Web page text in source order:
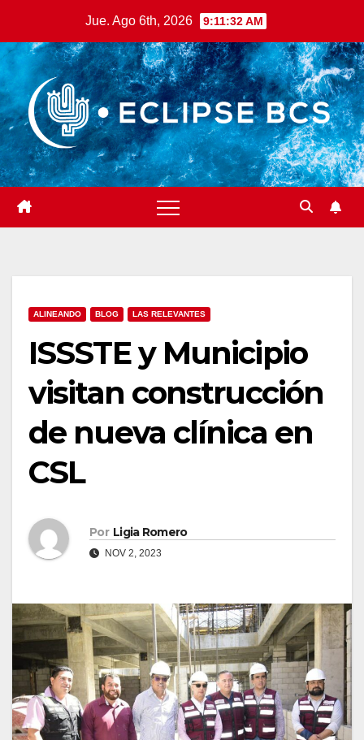
contenido
Jue. Ago 6th, 2026 9:11:33 AM
ALINEANDO BLOG LAS RELEVANTES
ISSSTE y Municipio
visitan construcción
de nueva clínica en
CSL
Por Ligia Romero
NOV 2, 2023